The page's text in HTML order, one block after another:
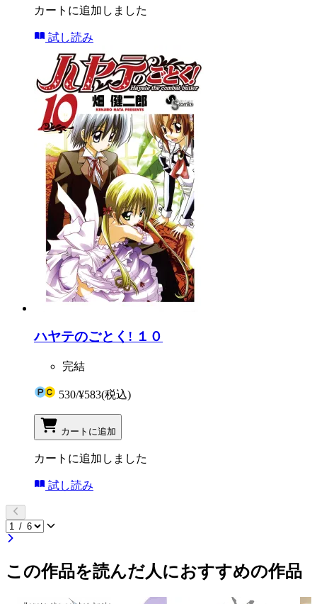
カートに追加しました
試し読み
ハヤテのごとく! １０
完結
530/¥583(税込)
カートに追加
カートに追加しました
試し読み
この作品を読んだ人におすすめの作品